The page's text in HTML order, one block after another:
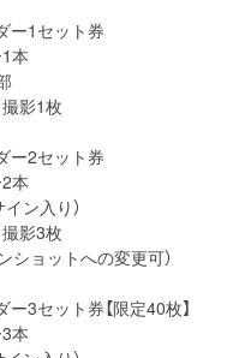
ー1セット券
本
影1枚
ー2セット券
本
ン入り）
影3枚
ショットへの変更可）
3セット券【限定40枚】
本